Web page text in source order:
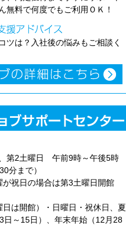
無料で何度でもご利用ＯＫ！
ツは？入社後の悩みもご相談く
第2土曜日 午前9時～午後5時
分まで）
祝日の場合は第3土曜日開館
日は開館）・日曜日・祝休日、夏
日～15日）、年末年始（12月28